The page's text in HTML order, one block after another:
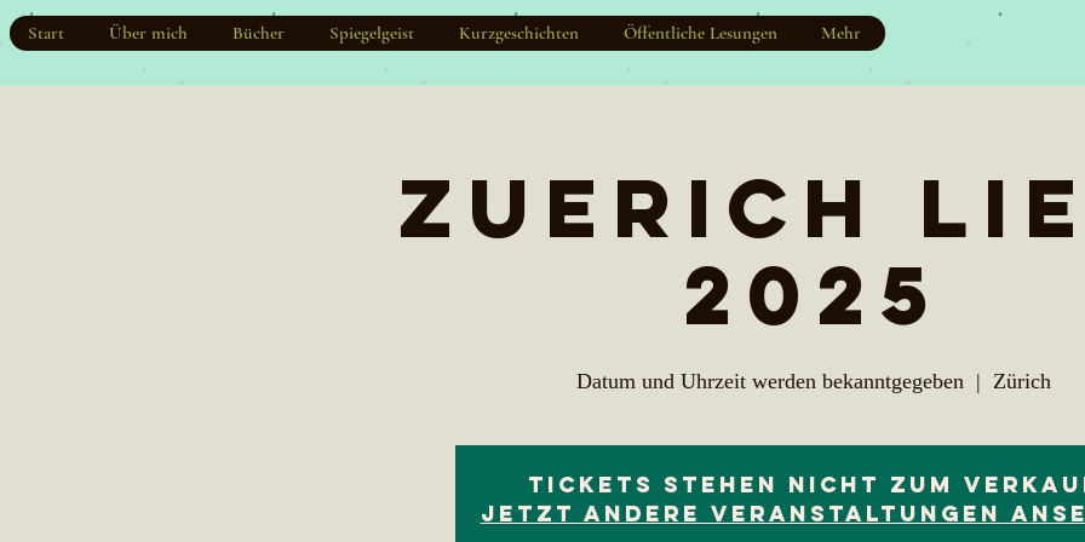
Start Über mich Bücher Spiegelgeist Kurzgeschichten Öffentliche Lesungen Mehr
Zuerich
2025
Datum und Uhrzeit werden bekanntgegeben
  |
Zürich
Tickets stehen nicht zum
Jetzt andere Veranstaltungen